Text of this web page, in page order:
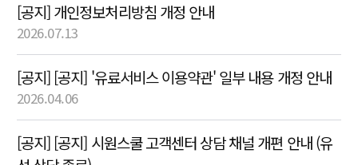
[공지] 개인정보처리방침 개정 안내
2026.07.13
[공지] [공지] '유료서비스 이용약관' 일부 내용 개정 안내
2026.04.06
[공지] [공지] 시원스쿨 고객센터 상담 채널 개편 안내 (유